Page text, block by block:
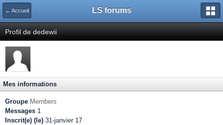
← Accueil LS forums
Profil de dedewii
Mes informations
Groupe Members
Messages 1
Inscrit(e) (le) 31-janvier 17